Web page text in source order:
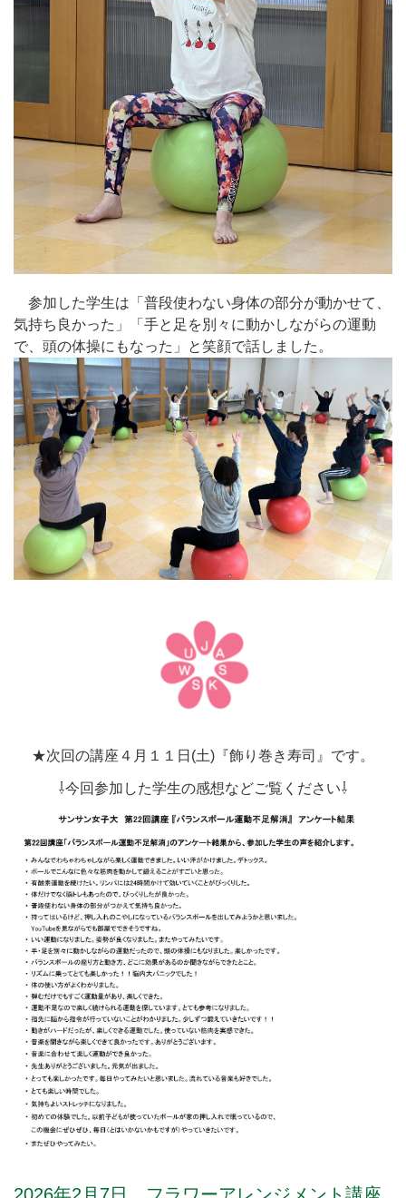
参加した学生は「普段使わない身体の部分が動かせて、
気持ち良かった」「手と足を別々に動かしながらの運動
で、頭の体操にもなった」と笑顔で話しました。
★次回の講座４月１１日(土)『飾り巻き寿司』です。
⇩今回参加した学生の感想などご覧ください⇩